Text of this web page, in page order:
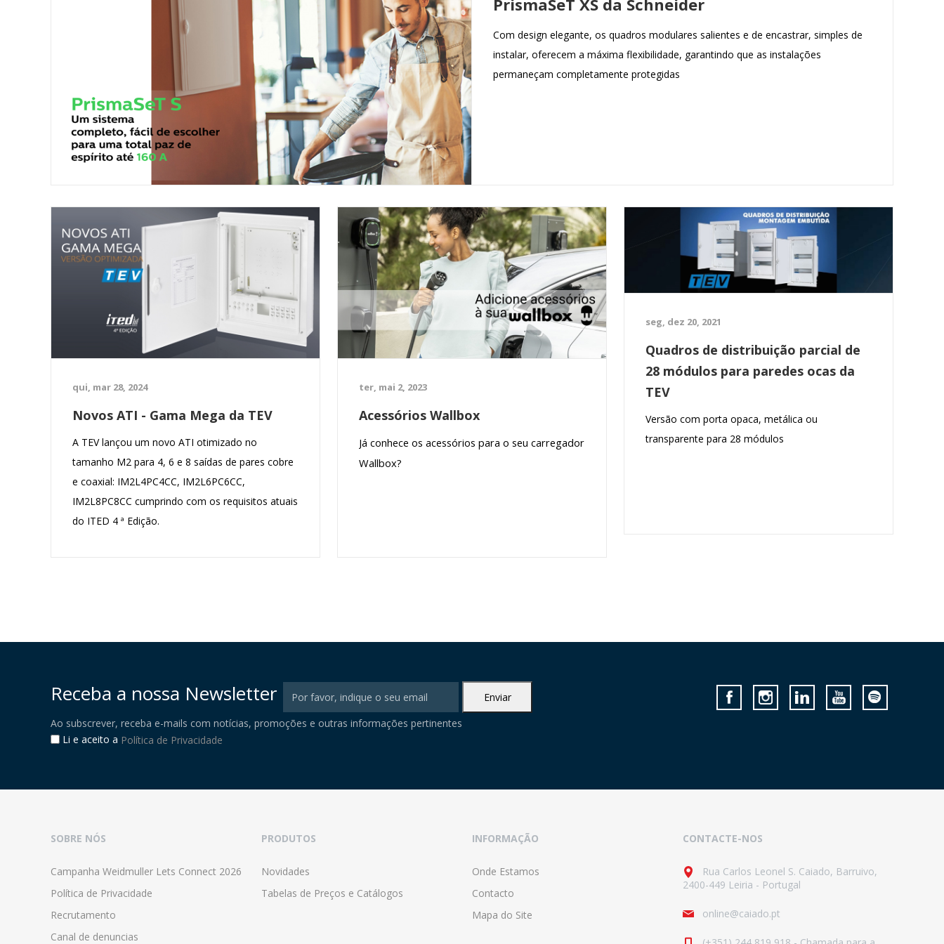
PrismaSeT XS da Schneider
Com design elegante, os quadros modulares salientes e de encastrar, simples de
instalar, oferecem a máxima flexibilidade, garantindo que as instalações
permaneçam completamente protegidas
qui, mar 28, 2024
Novos ATI - Gama Mega da TEV
A TEV lançou um novo ATI otimizado no
tamanho M2 para 4, 6 e 8 saídas de pares cobre
e coaxial: IM2L4PC4CC, IM2L6PC6CC,
IM2L8PC8CC cumprindo com os requisitos atuais
do ITED 4 ª Edição.
ter, mai 2, 2023
Acessórios Wallbox
Já conhece os acessórios para o seu carregador
Wallbox?
seg, dez 20, 2021
Quadros de distribuição parcial de
28 módulos para paredes ocas da
TEV
Versão com porta opaca, metálica ou
transparente para 28 módulos
Receba a nossa Newsletter
Ao subscrever, receba e-mails com notícias, promoções e outras informações pertinentes
Li e aceito a Política de Privacidade
SOBRE NÓS
Campanha Weidmuller Lets Connect 2026
Política de Privacidade
Recrutamento
Canal de denuncias
PRODUTOS
Novidades
Tabelas de Preços e Catálogos
INFORMAÇÃO
Onde Estamos
Contacto
Mapa do Site
CONTACTE-NOS
Rua Carlos Leonel S. Caiado, Barruivo,
2400-449 Leiria - Portugal
online@caiado.pt